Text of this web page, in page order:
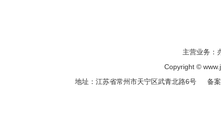
主营业务：
Copyright ©
地址：江苏省常州市天宁区武青北路6号 备